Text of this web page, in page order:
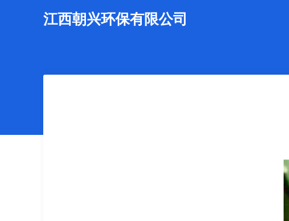
江西朝兴环保有限公司